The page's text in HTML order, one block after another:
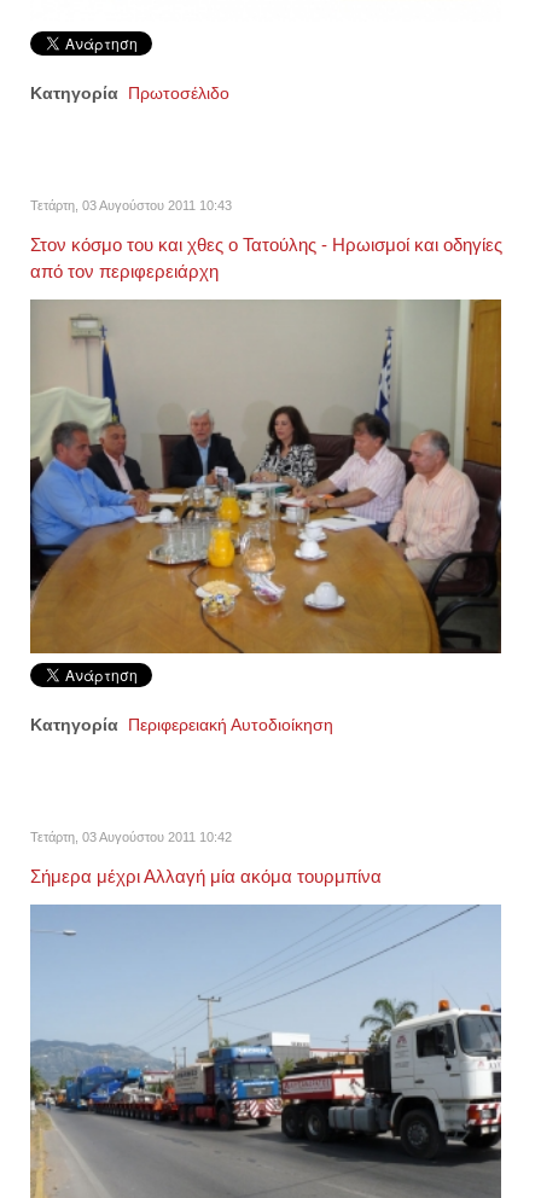
Κατηγορία Πρωτοσέλιδο
Τετάρτη, 03 Αυγούστου 2011 10:43
Στον κόσμο του και χθες ο Τατούλης - Ηρωισμοί και οδηγίες
από τον περιφερειάρχη
Κατηγορία Περιφερειακή Αυτοδιοίκηση
Τετάρτη, 03 Αυγούστου 2011 10:42
Σήμερα μέχρι Αλλαγή μία ακόμα τουρμπίνα